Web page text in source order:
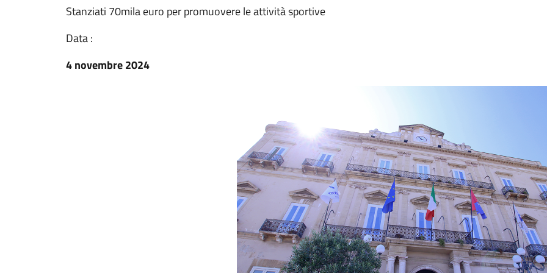
Stanziati 70mila euro per promuovere le attività sportive
Data :
4 novembre 2024